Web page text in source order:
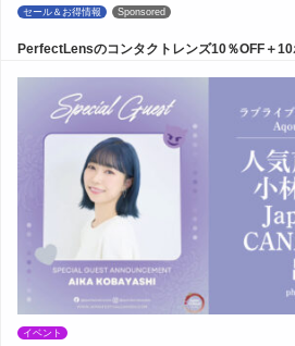
セール＆お得情報 Sponsored
PerfectLensのコンタクトレンズ10％OFF＋10
イベント